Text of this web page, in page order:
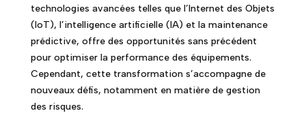
technologies avancées telles que l’Internet des Objets
(IoT), l’intelligence artificielle (IA) et la maintenance
prédictive, offre des opportunités sans précédent
pour optimiser la performance des équipements.
Cependant, cette transformation s’accompagne de
nouveaux défis, notamment en matière de gestion
des risques.